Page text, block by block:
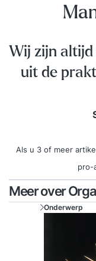
op dit gebied
Wij zijn altijd
uit de
Als u 3 of meer
pro-
Meer over
Onderwerp